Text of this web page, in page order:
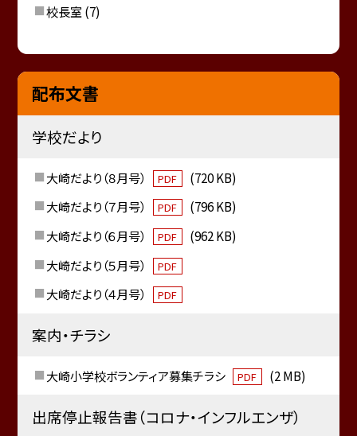
校長室 (7)
配布文書
学校だより
大崎だより（８月号） PDF
(720 KB)
大崎だより（７月号）
PDF
(796 KB)
大崎だより（６月号）
PDF
(962 KB)
大崎だより（５月号）
PDF
大崎だより（４月号） PDF
案内・チラシ
大崎小学校ボランティア募集チラシ PDF (2 MB)
出席停止報告書（コロナ・インフルエンザ）